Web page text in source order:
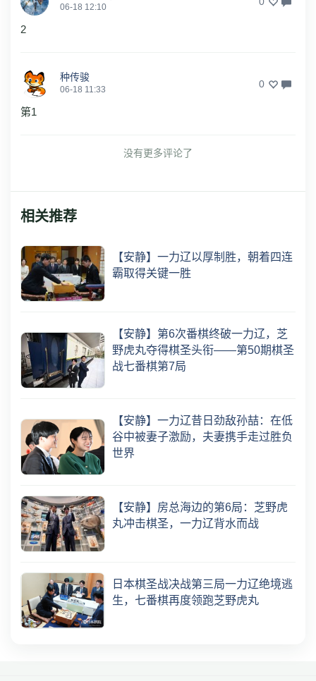
06-18 12:10
2
种传骏
06-18 11:33 0
第1
没有更多评论了
相关推荐
【安静】一力辽以厚制胜，朝着四连
霸取得关键一胜
【安静】第6次番棋终破一力辽，芝
野虎丸夺得棋圣头衔——第50期棋圣
战七番棋第7局
【安静】一力辽昔日劲敌孙喆：在低
谷中被妻子激励，夫妻携手走过胜负
世界
【安静】房总海边的第6局：芝野虎
丸冲击棋圣，一力辽背水而战
日本棋圣战决战第三局一力辽绝境逃
生，七番棋再度领跑芝野虎丸